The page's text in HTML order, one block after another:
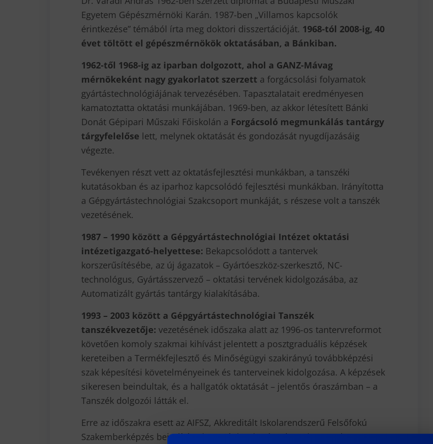
Egyetem Gépészmérnöki Karán. 1987-ben „Villamos kapcsolók
érintkezése” témából írta meg doktori disszertációját. 1968-tól 2008-ig, 40
évet töltött el gépészmérnökök oktatásában, a Bánkiban.
1962-től 1968-ig az iparban dolgozott, ahol a GANZ-Mávag
mérnökeként nagy gyakorlatot szerzett a forgácsolási folyamatok
gyártástechnológiájának tervezésében. Tapasztalatait eredményesen
kamatoztatta oktatási munkájában. 1969-ben, az akkor létesített Bánki
Donát Gépipari Műszaki Főiskolán a Forgácsoló megmunkálás tantárgy
tárgyfelelőse lett, melynek oktatását és gondozását nyugdíjazásáig
végezte.
Tevékenyen részt vett az oktatásfejlesztési munkákban, a tanszéki
kutatásokban és az iparhoz kapcsolódó fejlesztési munkákban. Irányította
a Gépgyártástechnológiai Szakcsoport munkáját, s részese volt a tanszék
vezetésének.
1987 – 1990 között a Gépgyártástechnológiai Intézet oktatási
intézetigazgató-helyettese: Bekapcsolódott a tantervek
korszerűsítésébe, az új ágazatok – Gyártóeszköz-szerkesztő, NC-
technológus, Gyártásszervező – oktatási tervének kidolgozásába, az
Automatizált gyártás tantárgy kialakításába.
1993 – 2003 között a Gépgyártástechnológiai Tanszék
tanszékvezetője: vezetésének időszaka alatt az 1996-os tantervreformot
követően komoly szakmai kihívást jelentett a posztgraduális képzések
kereteiben a Termékfejlesztő és Minőségügyi szakirányú továbbképzési
szak képesítési követelményeinek és tanterveinek kidolgozása. A képzések
sikeresen beindultak, és a hallgatók oktatását – jelentős óraszámban – a
Tanszék dolgozói látták el.
Erre az időszakra esett az AIFSZ, Akkreditált Iskolarendszerű Felsőfokú
Szakemberképzés beindítása is. A gépipari mérnökasszisztensek